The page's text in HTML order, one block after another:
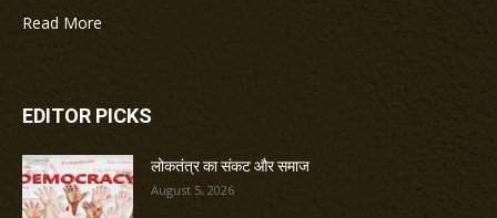
Read More
EDITOR PICKS
लोकतंत्र का संकट और समाज
August 5, 2026